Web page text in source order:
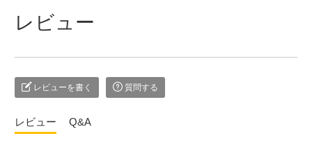
レビュー
レビューを書く 質問する
レビュー Q&A